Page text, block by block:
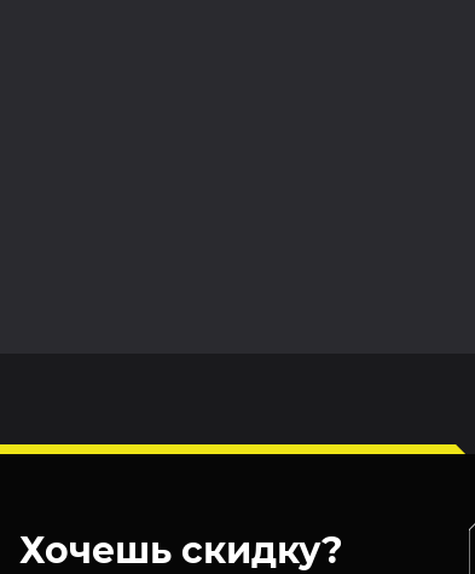
Хочешь скидку?